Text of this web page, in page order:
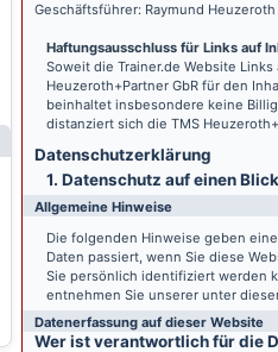
Geschäftsführer: Raymund Heuzeroth
Haftungsausschluss für Links auf
Soweit die Trainer.de Website
Heuzeroth+Partner GbR für den
beinhaltet insbesondere keine
distanziert sich die TMS
Datenschutz­erklärung
1. Datenschutz auf einen Blick
Allgemeine Hinweise
Die folgenden Hinweise geben
Daten passiert, wenn Sie diese
Sie persönlich identifiziert werden
entnehmen Sie unserer unter
Datenerfassung auf dieser Website
Wer ist verantwortlich für die